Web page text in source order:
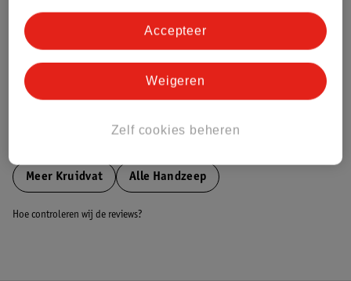
Producten voor Lichaamsreiniging gemiddelde: 49%
Hogere score betekent lagere impact
Bestel & Bezorginformatie
Meer Kruidvat Alle Handzeep
Hoe controleren wij de reviews?
Zelf cookies beheren
Weigeren
Accepteer